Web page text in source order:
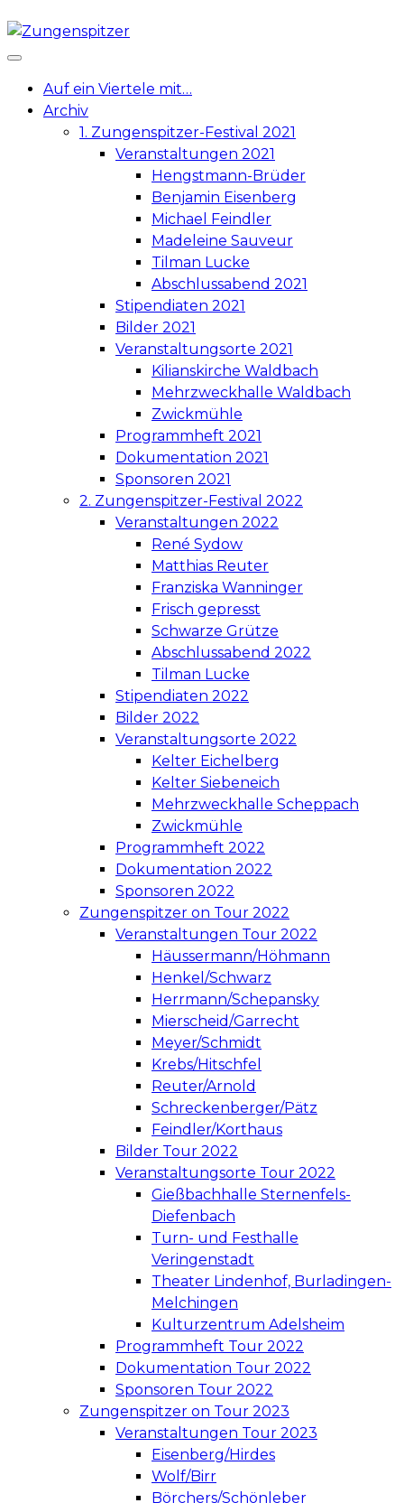
Skip
to
content
Auf ein Viertele mit…
Archiv
1. Zungenspitzer-Festival 2021
Veranstaltungen 2021
Hengstmann-Brüder
Benjamin Eisenberg
Michael Feindler
Madeleine Sauveur
Tilman Lucke
Abschlussabend 2021
Stipendiaten 2021
Bilder 2021
Veranstaltungsorte 2021
Kilianskirche Waldbach
Mehrzweckhalle Waldbach
Zwickmühle
Programmheft 2021
Dokumentation 2021
Sponsoren 2021
2. Zungenspitzer-Festival 2022
Veranstaltungen 2022
René Sydow
Matthias Reuter
Franziska Wanninger
Frisch gepresst
Schwarze Grütze
Abschlussabend 2022
Tilman Lucke
Stipendiaten 2022
Bilder 2022
Veranstaltungsorte 2022
Kelter Eichelberg
Kelter Siebeneich
Mehrzweckhalle Scheppach
Zwickmühle
Programmheft 2022
Dokumentation 2022
Sponsoren 2022
Zungenspitzer on Tour 2022
Veranstaltungen Tour 2022
Häussermann/Höhmann
Henkel/Schwarz
Herrmann/Schepansky
Mierscheid/Garrecht
Meyer/Schmidt
Krebs/Hitschfel
Reuter/Arnold
Schreckenberger/Pätz
Feindler/Korthaus
Bilder Tour 2022
Veranstaltungsorte Tour 2022
Gießbachhalle Sternenfels-
Diefenbach
Turn- und Festhalle
Veringenstadt
Theater Lindenhof, Burladingen-
Melchingen
Kulturzentrum Adelsheim
Programmheft Tour 2022
Dokumentation Tour 2022
Sponsoren Tour 2022
Zungenspitzer on Tour 2023
Veranstaltungen Tour 2023
Eisenberg/Hirdes
Wolf/Birr
Börchers/Schönleber